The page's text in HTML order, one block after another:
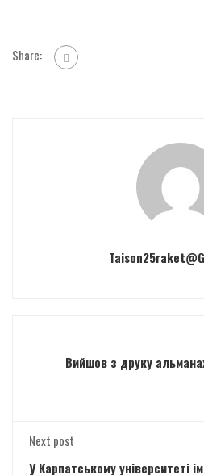
Share:
Вийшов з друку
Next post
У Карпатському університеті